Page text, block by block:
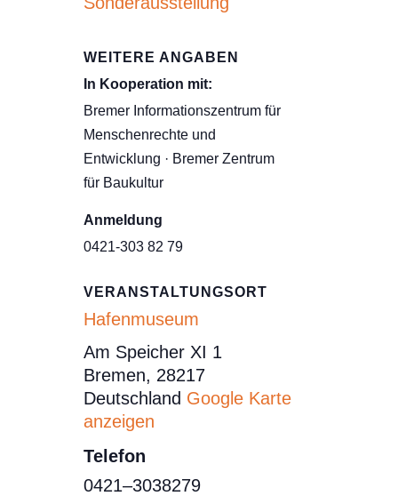
VERANSTALTUNGSORT
Hafenmuseum
Am Speicher XI 1
Bremen, 28217
Deutschland Google Karte
anzeigen
Telefon
0421–3038279
WEITERE ANGABEN
In Kooperation mit:
Bremer Informationszentrum für
Menschenrechte und
Entwicklung · Bremer Zentrum
für Baukultur
Anmeldung
0421-303 82 79